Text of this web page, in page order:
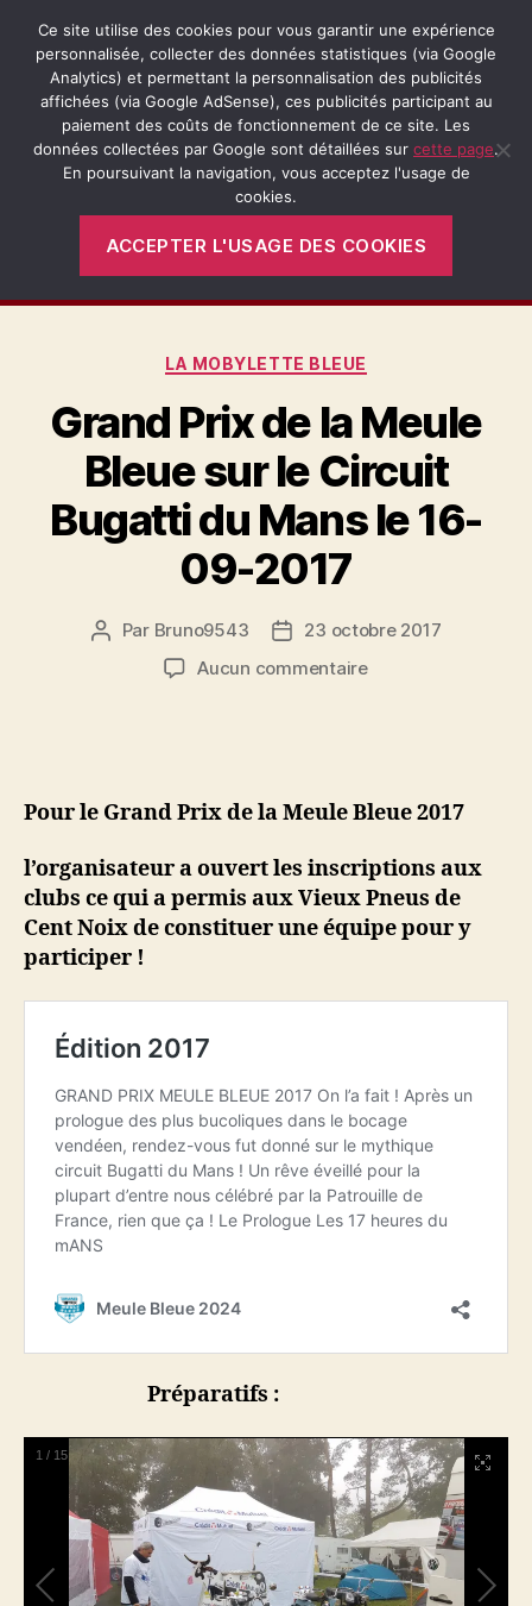
Recherche
Retro-
Passion.fr
Menu
Étiquette :Grand Prix de la Meule
Bleue
Catégories
LA MOBYLETTE BLEUE
Grand Prix de la Meule
Bleue sur le Circuit
Bugatti du Mans le 16-
09-2017
Auteur
Par Bruno9543
Date23 octobre 2017
Aucun commentairesur
Meule
Bleue
le
Circuit
Bugatti
le
2017
Pour le Grand Prix de la Meule Bleue 2017
l’organisateur a ouvert les inscriptions aux
clubs ce qui a permis aux Vieux Pneus de
Cent Noix de constituer une équipe pour y
participer !
Préparatifs :
1 / 15
Ce site utilise des cookies pour vous garantir une expérience
personnalisée, collecter des données statistiques (via Google
Analytics) et permettant la personnalisation des publicités
affichées (via Google AdSense), ces publicités participant au
paiement des coûts de fonctionnement de ce site. Les
données collectées par Google sont détaillées sur cette page.
En poursuivant la navigation, vous acceptez l'usage de
cookies.
ACCEPTER L'USAGE DES COOKIES